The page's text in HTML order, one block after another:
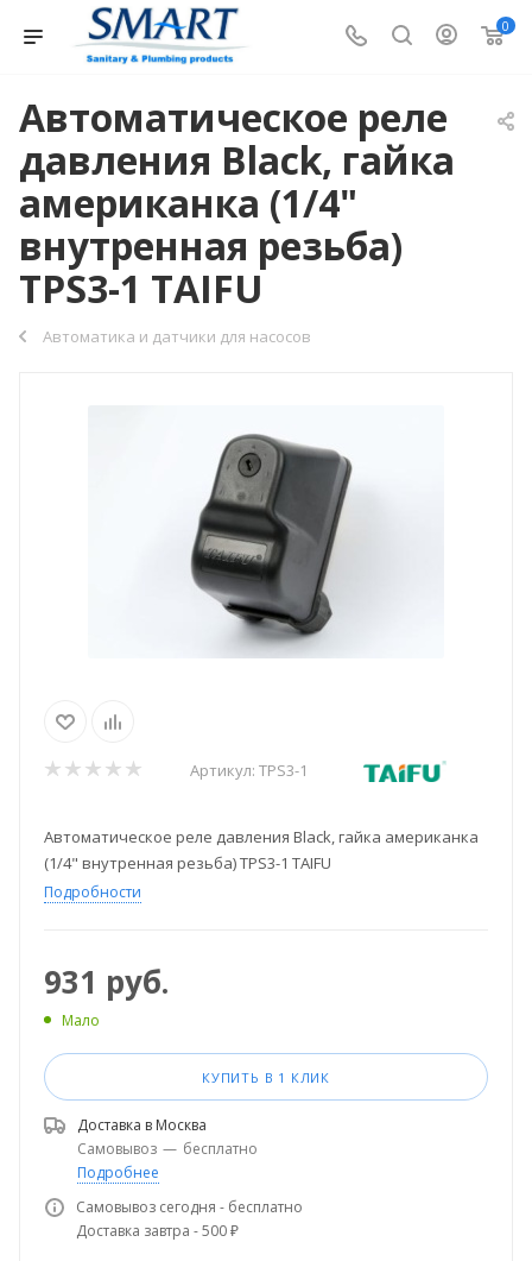
0
Автоматическое реле
давления Black, гайка
американка (1/4"
внутренная резьба)
TPS3-1 TAIFU
Автоматика и датчики для насосов
Артикул: TPS3-1
Автоматическое реле давления Black, гайка американка
(1/4" внутренная резьба) TPS3-1 TAIFU
Подробности
931 руб.
Мало
КУПИТЬ В 1 КЛИК
Доставка в Москва
Самовывоз — бесплатно
Подробнее
Самовывоз сегодня - бесплатно
Доставка завтра - 500 ₽